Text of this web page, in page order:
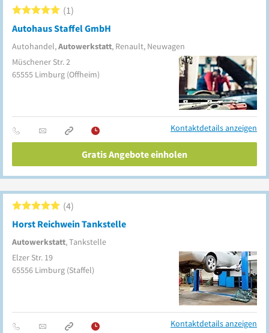
Autohaus Staffel GmbH
Autohandel,Autowerkstatt, Renault, Neuwagen
1
Müschener Str. 2
65555 Limburg (Offheim)
Kontaktdetails anzeigen
Gratis Angebote einholen
Horst Reichwein Tankstelle
Autowerkstatt, Tankstelle
4
Elzer Str. 19
65556 Limburg (Staffel)
Kontaktdetails anzeigen